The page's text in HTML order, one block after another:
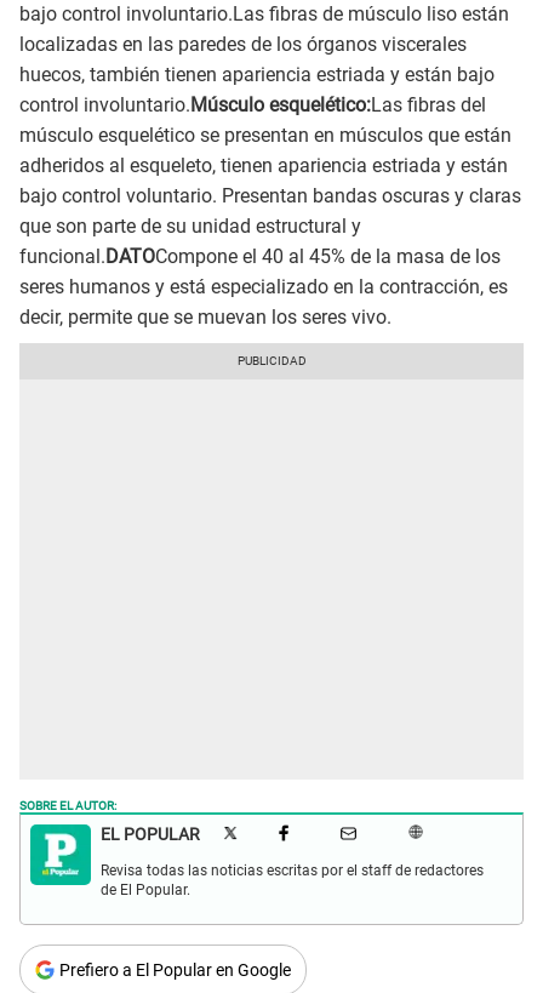
bajo control involuntario.Las fibras de músculo liso están
localizadas en las paredes de los órganos viscerales
huecos, también tienen apariencia estriada y están bajo
control involuntario.Músculo esquelético:Las fibras del
músculo esquelético se presentan en músculos que están
adheridos al esqueleto, tienen apariencia estriada y están
bajo control voluntario. Presentan bandas oscuras y claras
que son parte de su unidad estructural y
funcional.DATOCompone el 40 al 45% de la masa de los
seres humanos y está especializado en la contracción, es
decir, permite que se muevan los seres vivo.
SOBRE EL AUTOR:
EL POPULAR
Revisa todas las noticias escritas por el staff de redactores
de El Popular.
Prefiero a El Popular en Google